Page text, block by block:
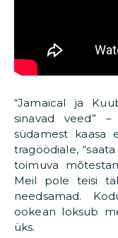
“Jamaical ja
sinavad veed”
südamest kaasa
tragöödiale,
toimuva
Meil pole teisi
needsamad.
ookean loksub
üks.